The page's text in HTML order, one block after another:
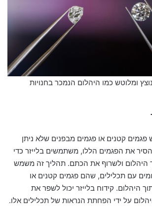
ומלוטש כמו היהלום הנמכר בחנויות
פגמים קטנים או פגמים מבפנים שלא ניתן
את הפגמים הללו, משתמשים בלייזר כדי
היהלום ולשרוף את הכתם. תהליך זה משמש
עם תכלילים, שהם פגמים קטנים או
היהלום. קידוח בלייזר יכול לשפר את
על ידי הפחתת הנראות של תכלילים אלו.